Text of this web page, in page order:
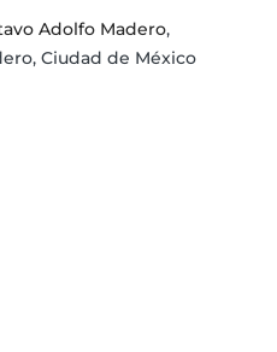
Adolfo Madero,
Ciudad de México